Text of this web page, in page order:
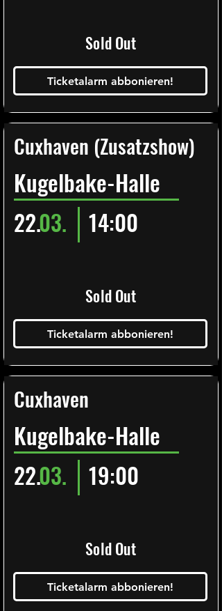
Sold Out
Ticketalarm abbonieren!
Cuxhaven (Zusatzshow)
Kugelbake-Halle
22.03. 14:00
Sold Out
Ticketalarm abbonieren!
Cuxhaven
Kugelbake-Halle
22.03. 19:00
Sold Out
Ticketalarm abbonieren!